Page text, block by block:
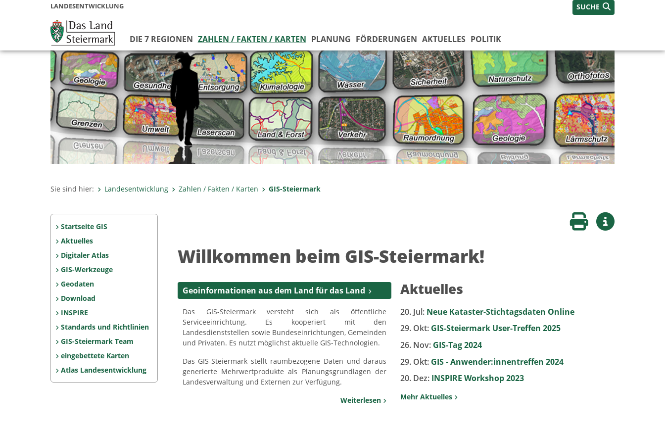
LANDESENTWICKLUNG SUCHE
DIE 7 REGIONEN ZAHLEN / FAKTEN / KARTEN PLANUNG FÖRDERUNGEN AKTUELLES POLITIK
Sie sind hier: Landesentwicklung Zahlen / Fakten / Karten GIS-Steiermark
Startseite GIS
Aktuelles
Digitaler Atlas
GIS-Werkzeuge
Geodaten
Download
INSPIRE
Standards und Richtlinien
GIS-Steiermark Team
eingebettete Karten
Atlas Landesentwicklung
Seite druckenWeitere Infos
Willkommen beim GIS-Steiermark!
Geoinformationen aus dem Land für das Land
Das GIS-Steiermark versteht sich als öffentliche
Serviceeinrichtung. Es kooperiert mit den
Landesdienststellen sowie Bundeseinrichtungen, Gemeinden
und Privaten. Es nutzt möglichst aktuelle GIS-Technologien.
Das GIS-Steiermark stellt raumbezogene Daten und daraus
generierte Mehrwertprodukte als Planungsgrundlagen der
Landesverwaltung und Externen zur Verfügung.
Weiterlesen
Aktuelles
20. Jul: Neue Kataster-Stichtagsdaten Online
29. Okt: GIS-Steiermark User-Treffen 2025
26. Nov: GIS-Tag 2024
29. Okt: GIS - Anwender:innentreffen 2024
20. Dez: INSPIRE Workshop 2023
Mehr Aktuelles